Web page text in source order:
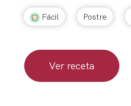
Fácil Postre
Ver receta